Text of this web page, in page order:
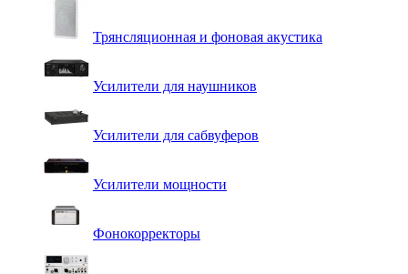
Трянсляционная и фоновая акустика
Усилители для наушников
Усилители для сабвуферов
Усилители мощности
Фонокорректоры